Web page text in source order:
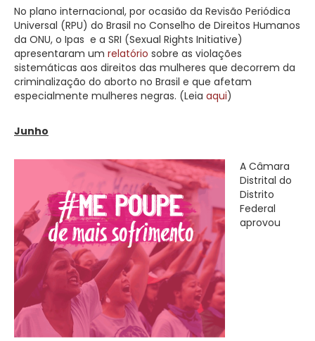
No plano internacional, por ocasião da Revisão Periódica
Universal (RPU) do Brasil no Conselho de Direitos Humanos
da ONU, o Ipas e a SRI (Sexual Rights Initiative)
apresentaram um relatório sobre as violações
sistemáticas aos direitos das mulheres que decorrem da
criminalização do aborto no Brasil e que afetam
especialmente mulheres negras. (Leia aqui)
Junho
A Câmara
Distrital do
Distrito
Federal
aprovou